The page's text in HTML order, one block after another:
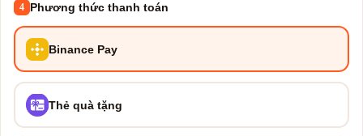
4 Phương thức thanh toán
Binance Pay
Thẻ quà tặng